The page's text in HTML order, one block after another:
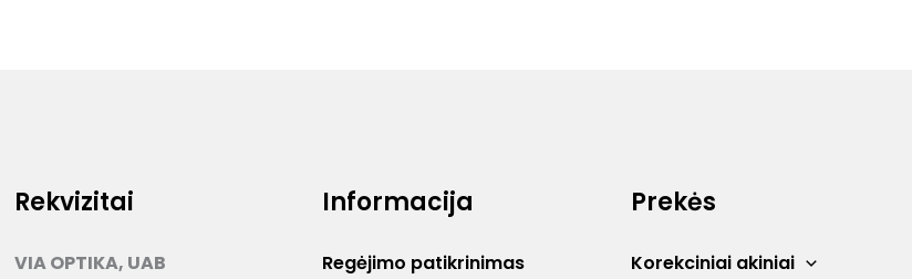
Rekvizitai
VIA OPTIKA, UAB
Informacija
Regėjimo patikrinimas
Prekės
Korekciniai akiniai